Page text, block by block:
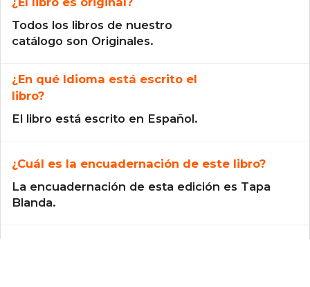
Todos los libros de nuestro
catálogo son Originales.
¿En qué Idioma está escrito el
libro?
El libro está escrito en Español.
¿Cuál es la encuadernación de este libro?
La encuadernación de esta edición es Tapa
Blanda.